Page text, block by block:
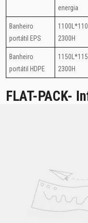
energia
Banheiro
portátil EPS
2300H
Banheiro
portátil HDPE
2300H
FLAT-PACK-